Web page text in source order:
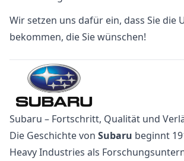
Wir setzen uns dafür ein, dass Sie die
bekommen, die Sie wünschen!
Subaru – Fortschritt, Qualität und
Die Geschichte von Subaru beginnt
Heavy Industries als